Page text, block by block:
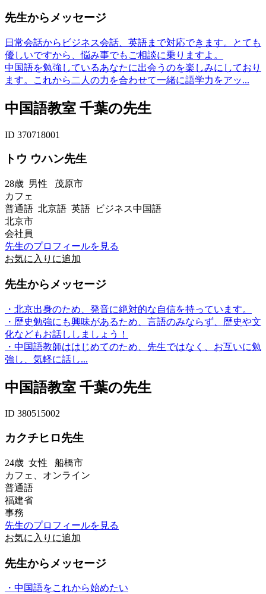
先生からメッセージ
日常会話からビジネス会話、英語まで対応できます。とても
優しいですから、悩み事でもご相談に乗りますよ。
中国語を勉強しているあなたに出会うのを楽しみにしており
ます。これから二人の力を合わせて一緒に語学力をアッ...
中国語教室 千葉の先生
ID 370718001
トウ ウハン先生
28歳 男性 茂原市
カフェ
普通語 北京語 英語 ビジネス中国語
北京市
会社員
先生のプロフィールを見る
お気に入りに追加
先生からメッセージ
・北京出身のため、発音に絶対的な自信を持っています。
・歴史勉強にも興味があるため、言語のみならず、歴史や文
化などもお話ししましょう！
・中国語教師ははじめてのため、先生ではなく、お互いに勉
強し、気軽に話し...
中国語教室 千葉の先生
ID 380515002
カクチヒロ先生
24歳 女性 船橋市
カフェ、オンライン
普通語
福建省
事務
先生のプロフィールを見る
お気に入りに追加
先生からメッセージ
・中国語をこれから始めたい